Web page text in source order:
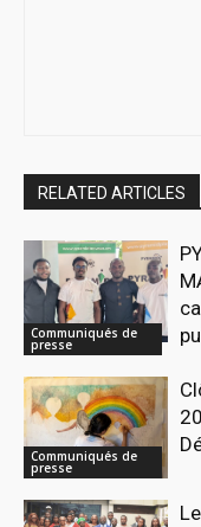
RELATED ARTICLES
Communiqués de
presse
Communiqués de
presse